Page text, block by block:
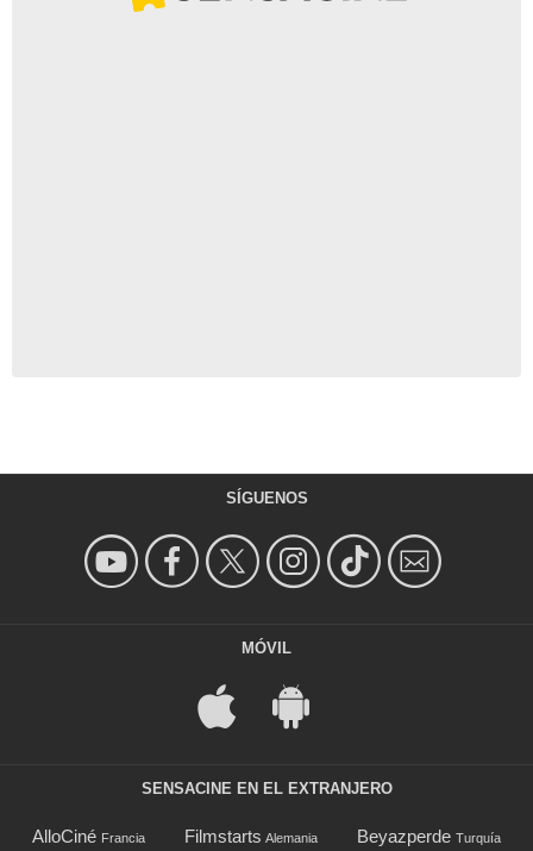
SÍGUENOS
MÓVIL
SENSACINE EN EL EXTRANJERO
AlloCiné Francia Filmstarts Alemania Beyazperde Turquía